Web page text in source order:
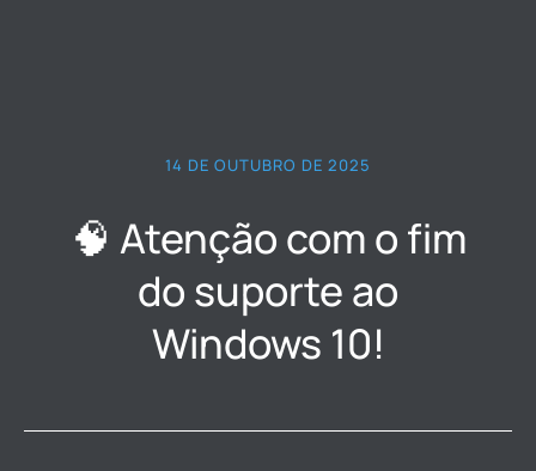
14 DE OUTUBRO DE 2025
🧠 Atenção com o fim
do suporte ao
Windows 10!